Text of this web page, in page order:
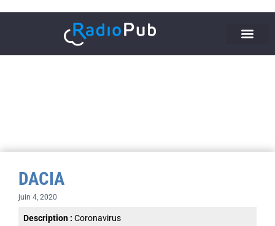
DACIA
juin 4, 2020
Description : Coronavirus